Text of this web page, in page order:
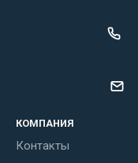
КОМПАНИЯ
Контакты